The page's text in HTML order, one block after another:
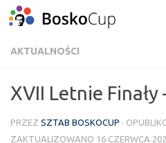
Przejdź do treści
AKTUALNOŚCI
XVII Letnie
PRZEZ SZTAB BOSKOCUP ·
ZAKTUALIZOWANO 16 CZERWCA